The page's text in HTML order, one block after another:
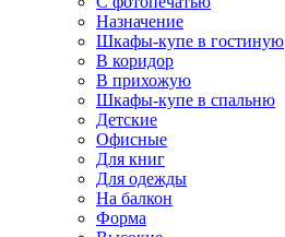
Назначение
Шкафы-купе в гостиную
В коридор
В прихожую
Шкафы-купе в спальню
Детские
Офисные
Для книг
Для одежды
На балкон
Форма